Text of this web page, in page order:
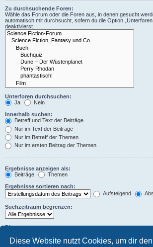
Diese Website nutzt Cookies, um dir den
Zu durchsuchende Foren:
Wähle das Forum oder die Foren aus, in denen gesucht
automatisch mit durchsucht, sofern du die Option
deaktivierst.
Unterforen durchsuchen:
Ja
Nein
Innerhalb suchen:
Betreff und Text der Beiträge
Nur im Text der Beiträge
Nur im Betreff der Themen
Nur im ersten Beitrag der Themen
Ergebnisse anzeigen als:
Beiträge
Themen
Ergebnisse sortieren nach:
Aufsteigend
Suchzeitraum begrenzen:
Die ersten:
Zeichen der Beiträge anzeigen